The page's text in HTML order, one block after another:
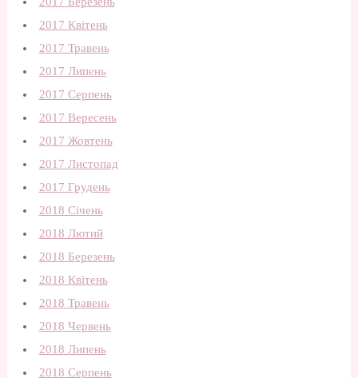
2017 Квітень
2017 Травень
2017 Липень
2017 Серпень
2017 Вересень
2017 Жовтень
2017 Листопад
2017 Грудень
2018 Січень
2018 Лютий
2018 Березень
2018 Квітень
2018 Травень
2018 Червень
2018 Липень
2018 Серпень